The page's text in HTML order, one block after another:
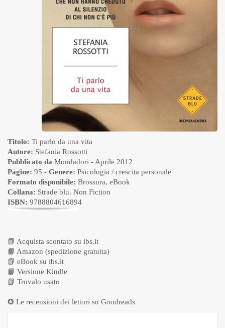
Titolo: Ti parlo da una vita
Autore: Stefania Rossotti
Pubblicato da Mondadori - Aprile 2012
Pagine: 95 - Genere: Psicologia / crescita personale
Formato disponibile: Brossura, eBook
Collana: Strade blu. Non Fiction
ISBN: 9788804616894
📗 Acquista scontato su ibs.it
📙 Amazon (spedizione gratuita)
📗 eBook su ibs.it
📙 Versione Kindle
📗 Trovalo usato
✪ Le recensioni dei lettori su Goodreads